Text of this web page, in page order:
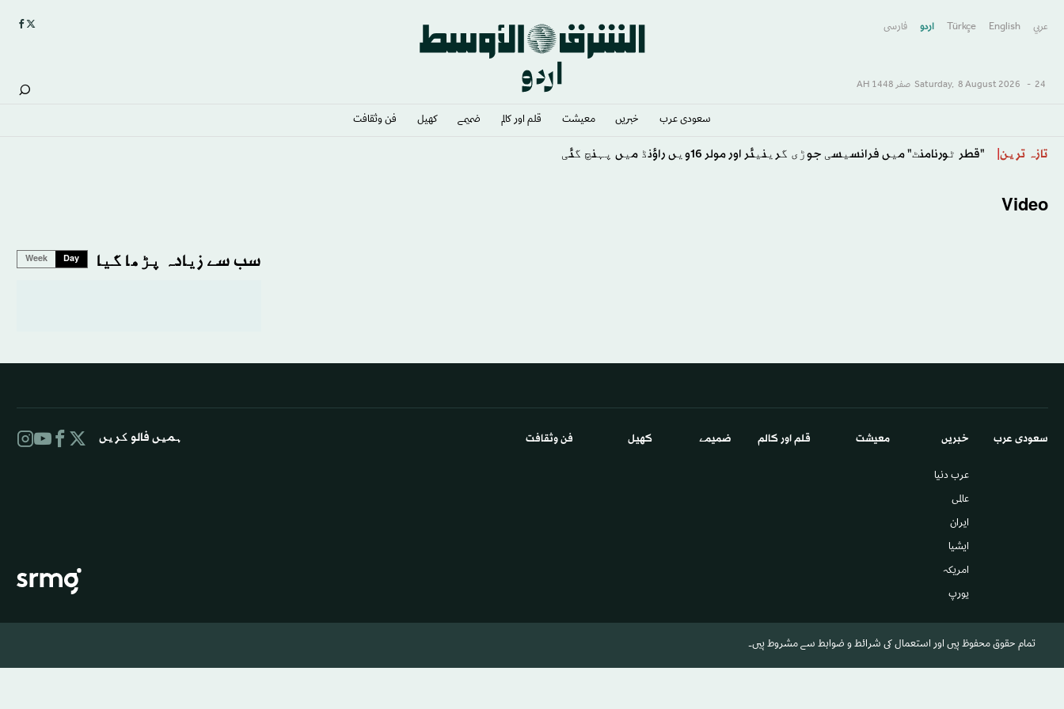
عربي English
Türkçe اردو فارسى
Saturday, 8 August 2026 - 24 صفر 1448 AH
سعودى عرب خبريں معيشت قلم اور كالم ضميمے كهيل فن وثقافت
تازہ ترین "قطر ٹورنامنٹ" میں فرانسیسی جوڑی گرینیئر اور مولر 16ویں راؤنڈ میں پہنچ گئی
Video
سب سے زیادہ پڑھا گیا Day
Week
سعودى عرب خبريں
عرب دنیا
عالمى
ایران
ايشيا
امريكہ
يورپ
معيشت قلم اور كالم ضميمے كهيل فن وثقافت ہمیں فالو کریں
تمام حقوق محفوظ ہیں اور استعمال کی شرائط و ضوابط سے مشروط ہیں۔